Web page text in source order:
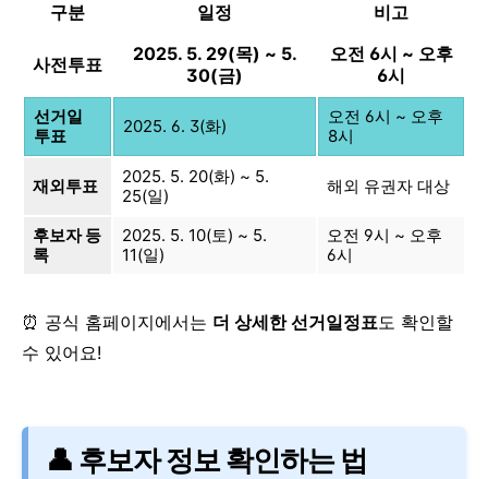
구분 일정 비고
사전투표
2025. 5. 29(목) ~ 5.
30(금)
오전 6시 ~ 오후
6시
선거일
투표
2025. 6. 3(화)
오전 6시 ~ 오후
8시
재외투표
2025. 5. 20(화) ~ 5.
25(일)
해외 유권자 대상
후보자 등
록
2025. 5. 10(토) ~ 5.
11(일)
오전 9시 ~ 오후
6시
⏰ 공식 홈페이지에서는 더 상세한 선거일정표도 확인할
수 있어요!
👤 후보자 정보 확인하는 법